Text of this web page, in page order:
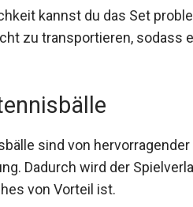
kannst du das Set
zu transportieren,
sind von
Dadurch wird der
von Vorteil ist.